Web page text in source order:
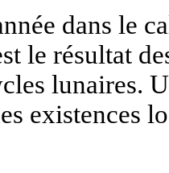
dans le
le résultat
lunaires.
existences